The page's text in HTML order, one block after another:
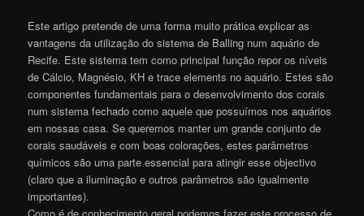
Este artigo pretende de uma forma muito prática explicar as
vantagens da utilização do sistema de Balling num aquário de
Recife. Este sistema tem como principal função repor os níveis
de Cálcio, Magnésio, KH e trace elements no aquário. Estes são
componentes fundamentais para o desenvolvimento dos corais
num sistema fechado como aquele que possuímos nos aquários
em nossas casa. Se queremos manter um grande conjunto de
corais saudáveis e com boas colorações, estes parâmetros
químicos são uma parte essencial para atingir esse objectivo
(claro que a iluminação e outros parâmetros são igualmente
importantes).